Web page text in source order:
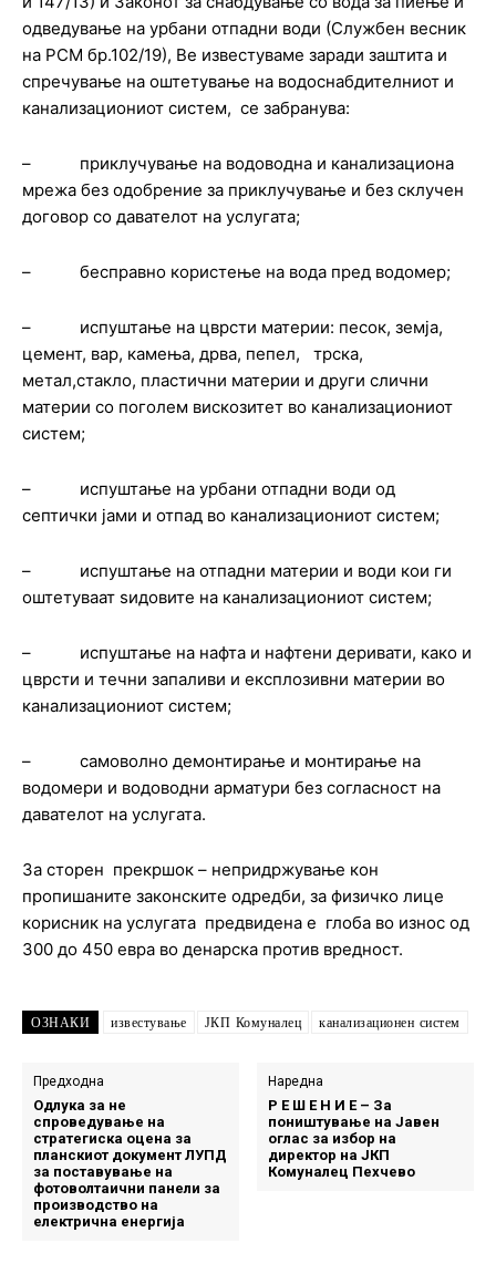
одведување на урбани отпадни води (Службен весник
на РСМ бр.102/19), Ве известуваме заради заштита и
спречување на оштетување на водоснабдителниот и
канализациониот систем, се забранува:
– приклучување на водоводна и канализациона
мрежа без одобрение за приклучување и без склучен
договор со давателот на услугата;
– бесправно користење на вода пред водомер;
– испуштање на цврсти материи: песок, земја,
цемент, вар, камења, дрва, пепел, трска,
метал,стакло, пластични материи и други слични
материи со поголем вискозитет во канализациониот
систем;
– испуштање на урбани отпадни води од
септички јами и отпад во канализациониот систем;
– испуштање на отпадни материи и води кои ги
оштетуваат ѕидовите на канализациониот систем;
– испуштање на нафта и нафтени деривати, како и
цврсти и течни запаливи и експлозивни материи во
канализациониот систем;
– самоволно демонтирање и монтирање на
водомери и водоводни арматури без согласност на
давателот на услугата.
За сторен прекршок – непридржување кон
пропишаните законските одредби, за физичко лице
корисник на услугата предвидена е глоба во износ од
300 до 450 евра во денарска против вредност.
ОЗНАКИ известување ЈКП Комуналец канализационен систем
Предходна
Одлука за не
спроведување на
стратегиска оцена за
планскиот документ ЛУПД
за поставување на
фотоволтаични панели за
производство на
електрична енергија
Наредна
Р Е Ш Е Н И Е – За
поништување на Јавен
оглас за избор на
директор на ЈКП
Комуналец Пехчево